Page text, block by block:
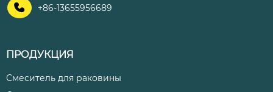
 +86-13655956689
ПРОДУКЦИЯ
Смеситель для раковины